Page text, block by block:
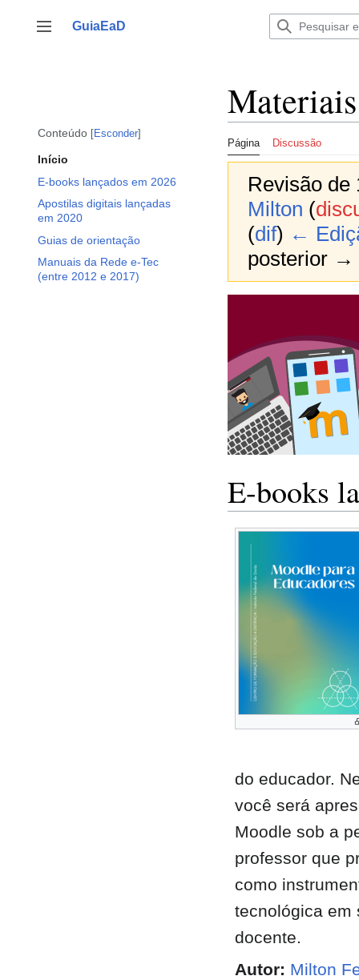
para
Alternar barra lateral
GuiaEaD
Conteúdo Esconder
Início
E-books lançados em 2026
Apostilas digitais lançadas
em 2020
Guias de orientação
Manuais da Rede e-Tec
(entre 2012 e 2017)
Página Discussão
Revisão de
Milton (
(dif) ←
posterior →
E-books
do educador.
você será
Moodle sob a
professor que
como
tecnológica em
docente.
Autor: Milton